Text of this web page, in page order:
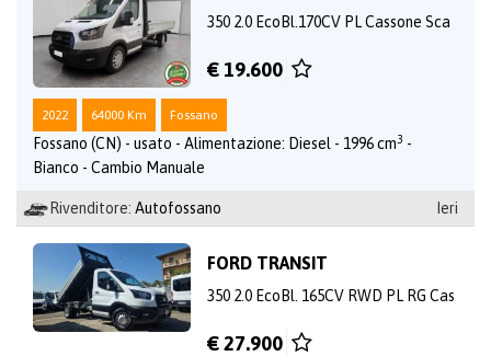
350 2.0 EcoBl.170CV PL Cassone Sca
€ 19.600
2022 64000 Km Fossano
Fossano (CN) - usato - Alimentazione: Diesel - 1996 cm3 -
Bianco - Cambio Manuale
Rivenditore: Autofossano Ieri
FORD TRANSIT
350 2.0 EcoBl. 165CV RWD PL RG Cas
€ 27.900